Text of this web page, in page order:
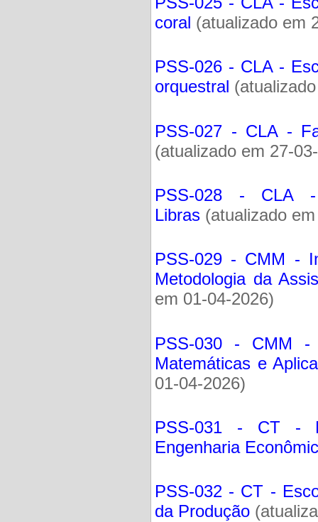
coral (atualizado em
PSS-026 - CLA -
orquestral
PSS-027 - CLA -
(atualizado em 27-
PSS-028 - CLA
Libras (atualizado
PSS-029 - CMM -
Metodologia da
em 01-04-2026)
PSS-030 - CMM -
Matemáticas e
01-04-2026)
PSS-031 - CT -
Engenharia
PSS-032 - CT -
da Produção